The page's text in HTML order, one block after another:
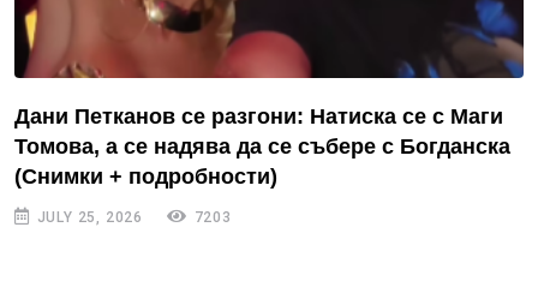
Дани Петканов се разгони: Натиска се с Маги
Томова, а се надява да се събере с Богданска
(Снимки + подробности)
JULY 25, 2026 7203